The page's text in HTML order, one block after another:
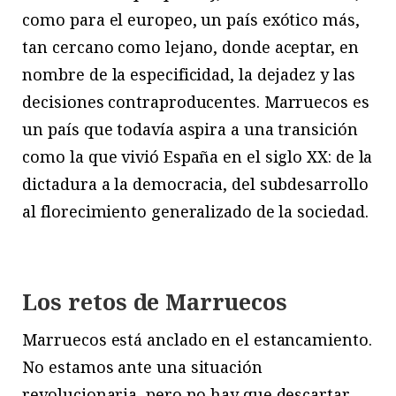
como para el europeo, un país exótico más,
tan cercano como lejano, donde aceptar, en
nombre de la especificidad, la dejadez y las
decisiones contraproducentes. Marruecos es
un país que todavía aspira a una transición
como la que vivió España en el siglo XX: de la
dictadura a la democracia, del subdesarrollo
al florecimiento generalizado de la sociedad.
Los retos de Marruecos
Marruecos está anclado en el estancamiento.
No estamos ante una situación